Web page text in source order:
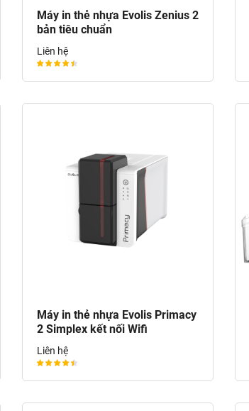
Máy in thẻ nhựa Evolis Zenius 2
bản tiêu chuẩn
Liên hệ
Máy in thẻ nhựa Evolis Primacy
2 Simplex kết nối Wifi
Liên hệ